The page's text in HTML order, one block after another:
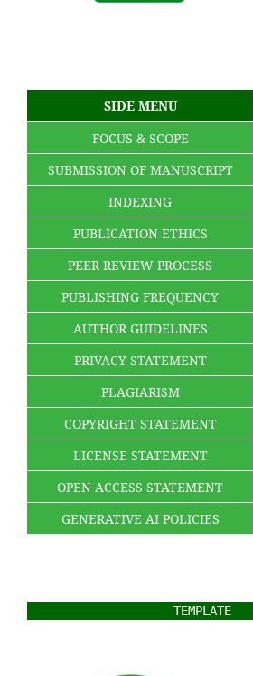
SIDE MENU
FOCUS & SCOPE
SUBMISSION OF MANUSCRIPT
INDEXING
PUBLICATION ETHICS
PEER REVIEW PROCESS
PUBLISHING FREQUENCY
AUTHOR GUIDELINES
PRIVACY STATEMENT
PLAGIARISM
COPYRIGHT STATEMENT
LICENSE STATEMENT
OPEN ACCESS STATEMENT
GENERATIVE AI POLICIES
TEMPLATE